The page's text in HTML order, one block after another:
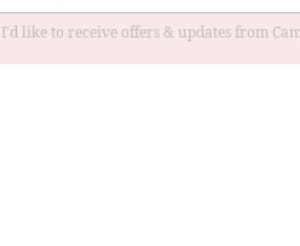
I'd like to receive offers & updates from